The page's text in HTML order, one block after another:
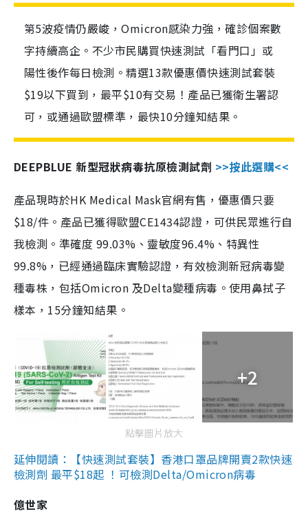
第5波疫情仍嚴峻，Omicron感染力強，確診個案數
字持續高企。不少市民購買快速測試「看門口」或
陽性後作每日檢測。精選13款優惠價快速測試套裝
$19以下買到，最平$10有交易！產品已獲衛生署認
可，或通過歐盟標準，最快10分鐘知結果。
DEEPBLUE 新型冠狀病毒抗原檢測試劑 >>按此選購<<
產品現時於HK Medical Mask官網有售，優惠價只要
$18/件。產品已獲得歐盟CE1434認證，可供民眾進行自
我檢測。準確度 99.03%、靈敏度96.4%、特異性
99.8%，已經通過臨床實驗認證，有效檢測新冠病毒變
種毒株，包括Omicron 及Delta變種病毒。使用鼻拭子
樣本，15分鐘知結果。
+2
點擊圖片放大
延伸閱讀：【快速測試套裝】香港口罩品牌開賣2款快速
檢測劑 最平$18起 ！可檢測Delta/Omicron病毒
億世家